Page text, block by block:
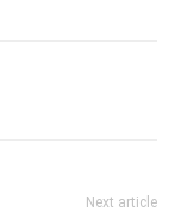
Next article